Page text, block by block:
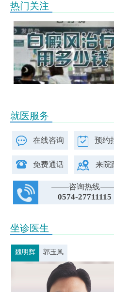
热门关注
就医服务
在线咨询 预约
免费通话 来院
咨询热线
0574-27711115
坐诊医生
魏明辉 郭玉凤